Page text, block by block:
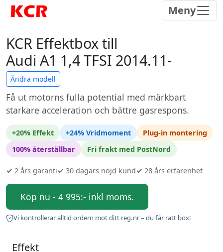
Meny
KCR Effektbox till
Audi A1 1,4 TFSI 2014.11-
Ändra modell
Få ut motorns fulla potential med märkbart
starkare acceleration och bättre gasrespons.
+20% Effekt +24% Vridmoment
Plug-in montering
100% återställbar
Fri frakt med PostNord
✓ 2 års garanti✓ 30 dagars nöjd kund✓ 28 års erfarenhet
Köp nu - 4 995:- inkl moms.
Vi kontrollerar alltid ordern mot ditt reg.nr – du får rätt box!
Effekt